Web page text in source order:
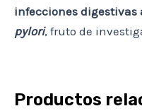
infecciones digestivas
pylori, fruto de
Productos